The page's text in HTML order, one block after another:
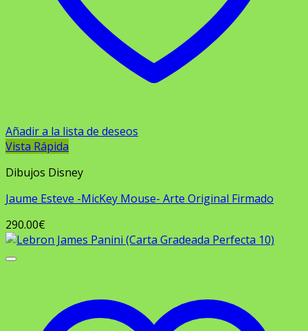
Añadir a la lista de deseos
Vista Rápida
Dibujos Disney
Jaume Esteve -MicKey Mouse- Arte Original Firmado
290.00€